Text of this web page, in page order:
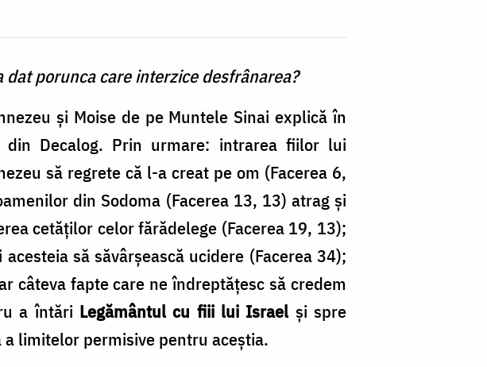
porunca care interzice desfrânarea?
şi Moise de pe Muntele Sinai explică în
Decalog. Prin urmare: intrarea fiilor lui
să regrete că l-a creat pe om (Facerea 6,
din Sodoma (Facerea 13, 13) atrag şi
cetăţilor celor fărădelege (Facerea 19, 13);
să săvârşească ucidere (Facerea 34);
câteva fapte care ne îndreptățesc să credem
a întări Legământul cu fiii lui Israel şi spre
limitelor permisive pentru aceştia.